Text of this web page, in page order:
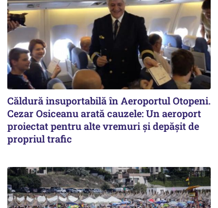
Căldură insuportabilă în Aeroportul Otopeni.
Cezar Osiceanu arată cauzele: Un aeroport
proiectat pentru alte vremuri și depășit de
propriul trafic